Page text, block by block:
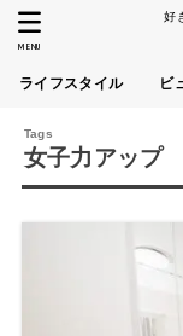
好
ライフスタイル ビ
MENU
女子力アップ